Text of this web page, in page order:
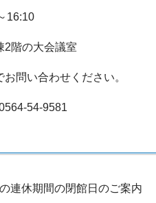
16:10
階の大会議室
問い合わせください。
54-9581
連休期間の閉館日のご案内